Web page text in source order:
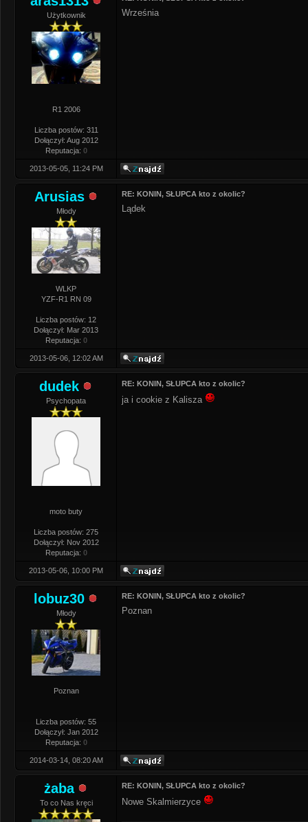
Użytkownik
R1 2006
Liczba postów: 311
Dołączył: Aug 2012
Reputacja: 0
Września
2013-05-05, 11:24 PM
Arusias
Młody
WLKP
YZF-R1 RN 09
Liczba postów: 12
Dołączył: Mar 2013
Reputacja: 0
RE: KONIN, SŁUPCA kto z okolic?
Lądek
2013-05-06, 12:02 AM
dudek
Psychopata
moto buty
Liczba postów: 275
Dołączył: Nov 2012
Reputacja: 0
RE: KONIN, SŁUPCA kto z okolic?
ja i cookie z Kalisza
2013-05-06, 10:00 PM
lobuz30
Młody
Poznan
Liczba postów: 55
Dołączył: Jan 2012
Reputacja: 0
RE: KONIN, SŁUPCA kto z okolic?
Poznan
2014-03-14, 08:20 AM
żaba
To co Nas kręci
RE: KONIN, SŁUPCA kto z okolic?
Nowe Skalmierzyce